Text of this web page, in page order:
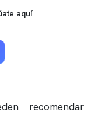
aquí
recomendar